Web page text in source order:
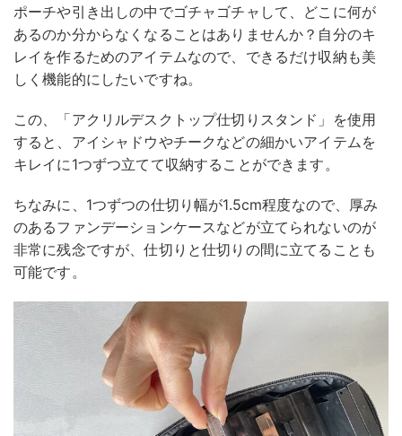
ポーチや引き出しの中でゴチャゴチャして、どこに何が
あるのか分からなくなることはありませんか？自分のキ
レイを作るためのアイテムなので、できるだけ収納も美
しく機能的にしたいですね。
この、「アクリルデスクトップ仕切りスタンド」を使用
すると、アイシャドウやチークなどの細かいアイテムを
キレイに1つずつ立てて収納することができます。
ちなみに、1つずつの仕切り幅が1.5cm程度なので、厚み
のあるファンデーションケースなどが立てられないのが
非常に残念ですが、仕切りと仕切りの間に立てることも
可能です。